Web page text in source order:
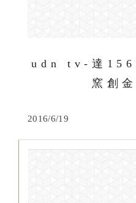
udn tv-達
窯創
2016/6/19